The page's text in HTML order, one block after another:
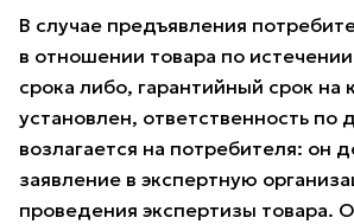
В случае предъявления
в отношении товара по
срока либо, гарантийный срок на
установлен, ответственность по
возлагается на потребителя: он
заявление в экспертную
проведения экспертизы товара.